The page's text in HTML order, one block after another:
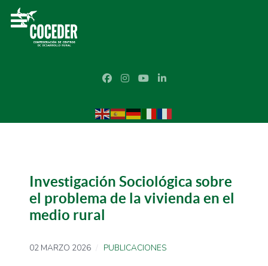
Investigación Sociológica sobre
el problema de la vivienda en el
medio rural
02 MARZO 2026 PUBLICACIONES